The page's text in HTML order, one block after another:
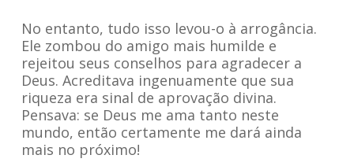
No entanto, tudo isso levou-o à arrogância.
Ele zombou do amigo mais humilde e
rejeitou seus conselhos para agradecer a
Deus. Acreditava ingenuamente que sua
riqueza era sinal de aprovação divina.
Pensava: se Deus me ama tanto neste
mundo, então certamente me dará ainda
mais no próximo!